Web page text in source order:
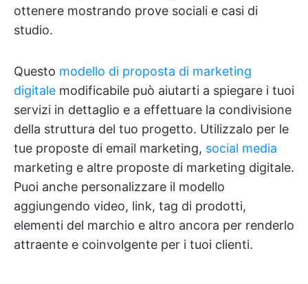
ottenere mostrando prove sociali e casi di
studio.
Questo modello di proposta di marketing
digitale modificabile può aiutarti a spiegare i tuoi
servizi in dettaglio e a effettuare la condivisione
della struttura del tuo progetto. Utilizzalo per le
tue proposte di email marketing, social media
marketing e altre proposte di marketing digitale.
Puoi anche personalizzare il modello
aggiungendo video, link, tag di prodotti,
elementi del marchio e altro ancora per renderlo
attraente e coinvolgente per i tuoi clienti.